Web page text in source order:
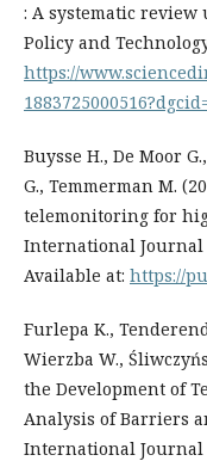
: A systematic review
Policy and
https://
Buysse H., De Moor
G., Temmerman M.
telemonitoring for
International Journal
Available at: https://
Furlepa K.,
Wierzba W.,
the Development of
Analysis of Barriers
International Journal